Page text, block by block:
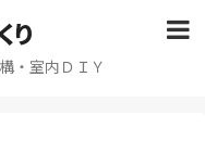
り
・室内ＤＩＹ